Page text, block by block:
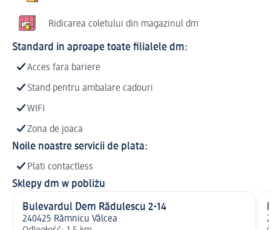
Ridicarea coletului din magazinul dm
Standard in aproape toate filialele dm:
Acces fara bariere
Stand pentru ambalare cadouri
WIFI
Zona de joaca
Noile noastre servicii de plata:
Plati contactless
Sklepy dm w pobliżu
Bulevardul Dem Rădulescu 2-14
240425 Râmnicu Vâlcea